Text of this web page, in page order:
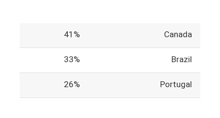
Canada
41%
Brazil
33%
Portugal
26%